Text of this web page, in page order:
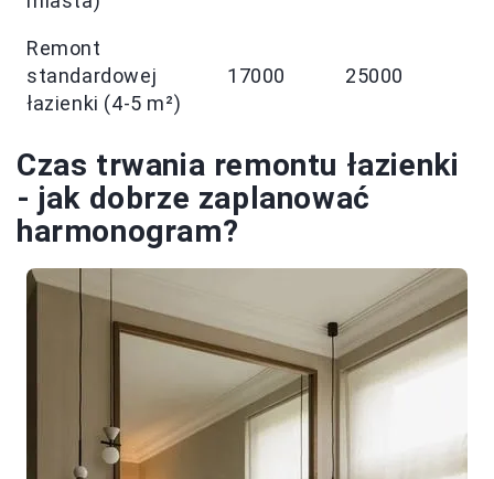
Remont
standardowej
łazienki (4-5 m²)
17000 25000
Czas trwania remontu łazienki
- jak dobrze zaplanować
harmonogram?